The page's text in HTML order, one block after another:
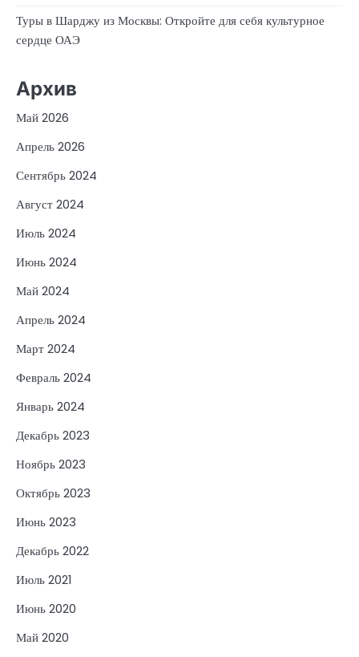
Туры в Шарджу из Москвы: Откройте для себя культурное
сердце ОАЭ
Архив
Май 2026
Апрель 2026
Сентябрь 2024
Август 2024
Июль 2024
Июнь 2024
Май 2024
Апрель 2024
Март 2024
Февраль 2024
Январь 2024
Декабрь 2023
Ноябрь 2023
Октябрь 2023
Июнь 2023
Декабрь 2022
Июль 2021
Июнь 2020
Май 2020